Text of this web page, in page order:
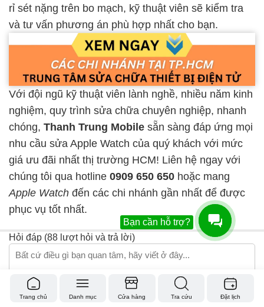
rỉ sét nặng trên bo mạch, kỹ thuật viên sẽ kiểm tra
và tư vấn phương án phù hợp nhất cho bạn.
Với đội ngũ kỹ thuật viên lành nghề, nhiều năm kinh
nghiệm, quy trình sửa chữa chuyên nghiệp, nhanh
chóng, Thanh Trung Mobile sẵn sàng đáp ứng mọi
nhu cầu sửa Apple Watch của quý khách với mức
giá ưu đãi nhất thị trường HCM! Liên hệ ngay với
chúng tôi qua hotline 0909 650 650 hoặc mang
Apple Watch đến các chi nhánh gần nhất để được
phục vụ tốt nhất.
Hỏi đáp (88 lượt hỏi và trả lời)
Trang chủ Danh mục Cửa hàng Tra cứu Đặt lịch
Bạn cần hỗ trợ?